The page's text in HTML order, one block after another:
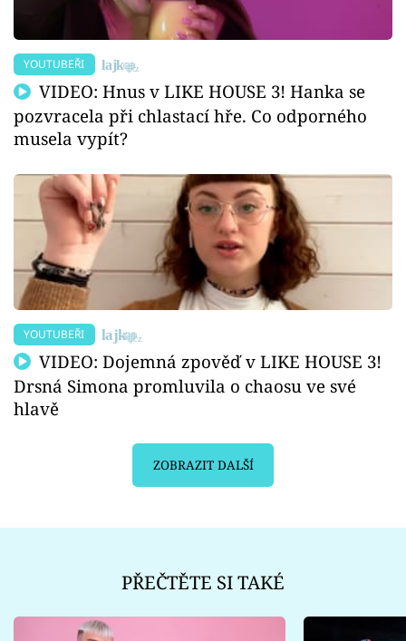
YOUTUBEŘI
VIDEO: Hnus v LIKE HOUSE 3! Hanka se
pozvracela při chlastací hře. Co odporného
musela vypít?
YOUTUBEŘI
VIDEO: Dojemná zpověď v LIKE HOUSE 3!
Drsná Simona promluvila o chaosu ve své
hlavě
ZOBRAZIT DALŠÍ
PŘEČTĚTE SI TAKÉ